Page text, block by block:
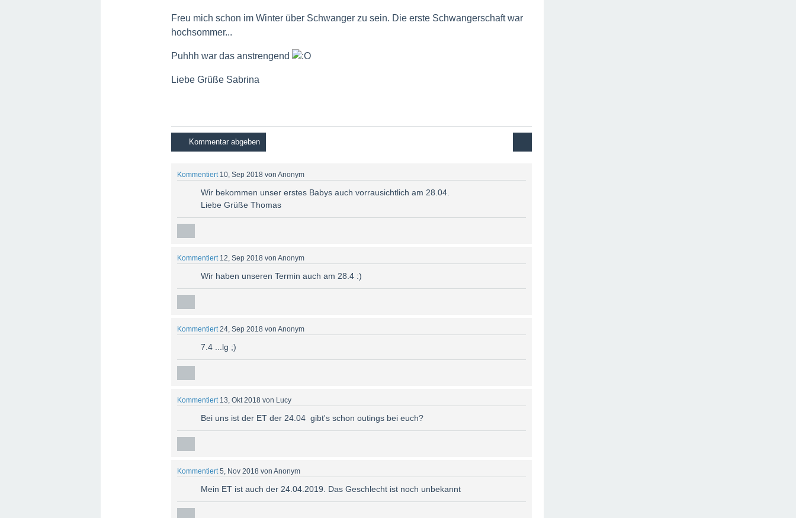
Freu mich schon im Winter über Schwanger zu sein. Die erste Schwangerschaft war
hochsommer...
Puhhh war das anstrengend
Liebe Grüße Sabrina
Kommentiert 10, Sep 2018 vonAnonym
Wir bekommen unser erstes Babys auch vorrausichtlich am 28.04.
Liebe Grüße Thomas
Kommentiert 12, Sep 2018 vonAnonym
Wir haben unseren Termin auch am 28.4 :)
Kommentiert 24, Sep 2018 vonAnonym
7.4 ...lg ;)
Kommentiert 13, Okt 2018 von Lucy
Bei uns ist der ET der 24.04 gibt's schon outings bei euch?
Kommentiert 5, Nov 2018 vonAnonym
Mein ET ist auch der 24.04.2019. Das Geschlecht ist noch unbekannt